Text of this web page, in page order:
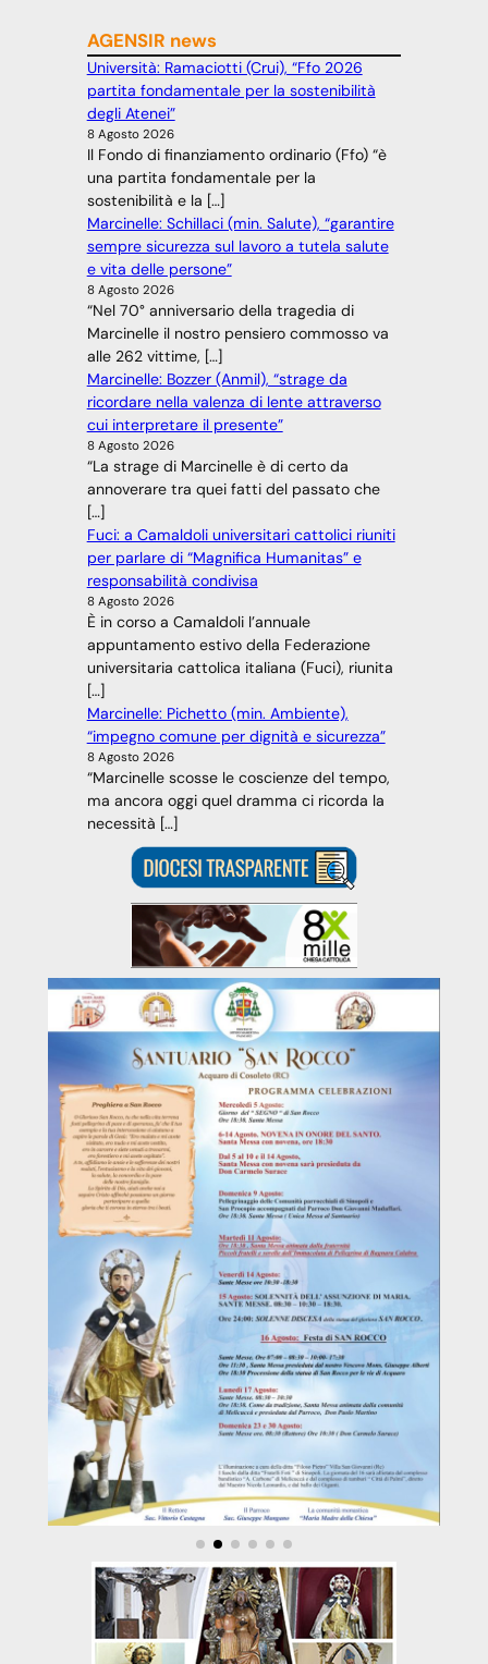
AGENSIR news
Università: Ramaciotti (Crui), “Ffo 2026
partita fondamentale per la sostenibilità
degli Atenei”
8 Agosto 2026
Il Fondo di finanziamento ordinario (Ffo) “è
una partita fondamentale per la
sostenibilità e la […]
Marcinelle: Schillaci (min. Salute), “garantire
sempre sicurezza sul lavoro a tutela salute
e vita delle persone”
8 Agosto 2026
“Nel 70° anniversario della tragedia di
Marcinelle il nostro pensiero commosso va
alle 262 vittime, […]
Marcinelle: Bozzer (Anmil), “strage da
ricordare nella valenza di lente attraverso
cui interpretare il presente”
8 Agosto 2026
“La strage di Marcinelle è di certo da
annoverare tra quei fatti del passato che
[…]
Fuci: a Camaldoli universitari cattolici riuniti
per parlare di “Magnifica Humanitas” e
responsabilità condivisa
8 Agosto 2026
È in corso a Camaldoli l’annuale
appuntamento estivo della Federazione
universitaria cattolica italiana (Fuci), riunita
[…]
Marcinelle: Pichetto (min. Ambiente),
“impegno comune per dignità e sicurezza”
8 Agosto 2026
“Marcinelle scosse le coscienze del tempo,
ma ancora oggi quel dramma ci ricorda la
necessità […]